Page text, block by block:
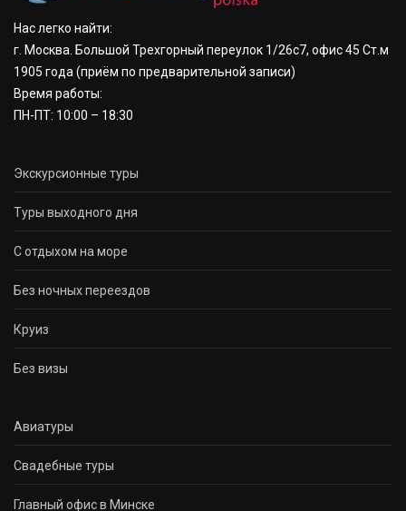
Нас легко найти:
г. Москва. Большой Трехгорный переулок 1/26с7, офис 45 Ст.м
1905 года (приём по предварительной записи)
Время работы:
ПН-ПТ: 10:00 – 18:30
Экскурсионные туры
Туры выходного дня
С отдыхом на море
Без ночных переездов
Круиз
Без визы
Авиатуры
Свадебные туры
Главный офис в Минске